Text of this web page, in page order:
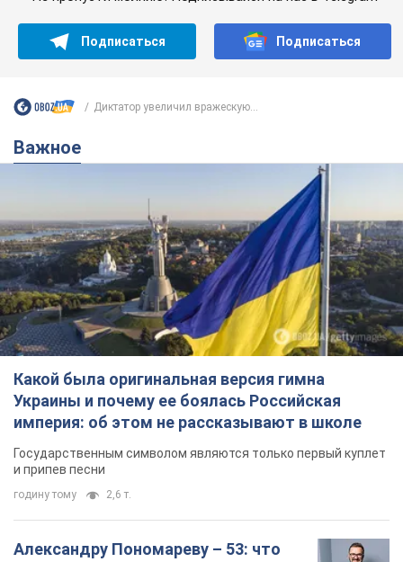
Подписаться Подписаться
Диктатор увеличил вражескую...
Важное
Какой была оригинальная версия гимна
Украины и почему ее боялась Российская
империя: об этом не рассказывают в школе
Государственным символом являются только первый куплет
и припев песни
годину тому 2,6 т.
Александру Пономареву – 53: что